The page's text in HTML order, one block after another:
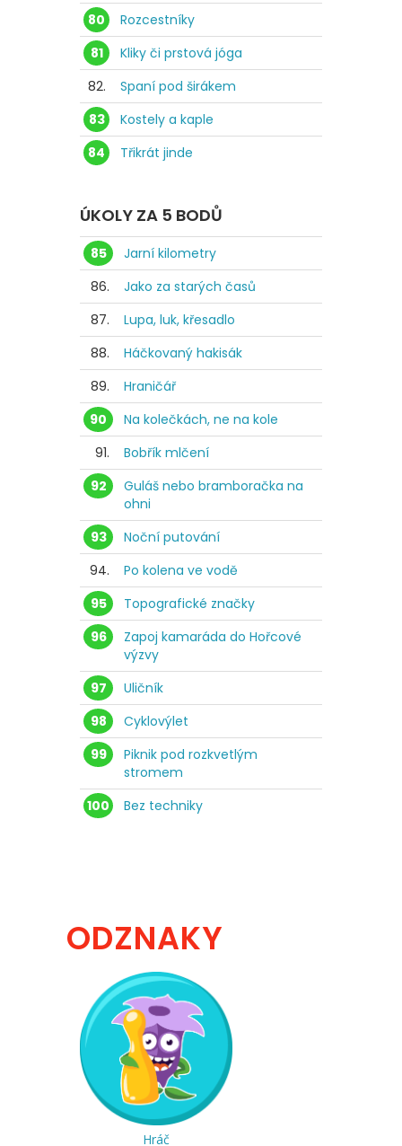
80
Rozcestníky
81
Kliky či prstová jóga
82.
Spaní pod širákem
83
Kostely a kaple
84
Třikrát jinde
ÚKOLY ZA 5 BODŮ
85
Jarní kilometry
86.
Jako za starých časů
87.
Lupa, luk, křesadlo
88.
Háčkovaný hakisák
89.
Hraničář
90
Na kolečkách, ne na kole
91.
Bobřík mlčení
92
Guláš nebo bramboračka na
ohni
93
Noční putování
94.
Po kolena ve vodě
95
Topografické značky
96
Zapoj kamaráda do Hořcové
výzvy
97
Uličník
98
Cyklovýlet
99
Piknik pod rozkvetlým
stromem
100
Bez techniky
ODZNAKY
Hráč